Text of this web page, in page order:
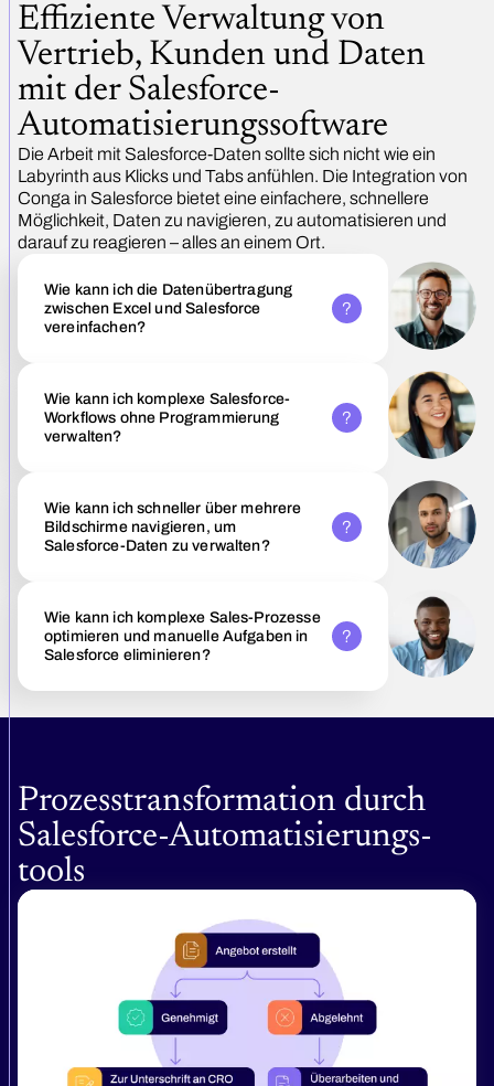
Effiziente Verwaltung von
Vertrieb, Kunden und Daten
mit der Salesforce-
Automatisierungssoftware
Die Arbeit mit Salesforce-Daten sollte sich nicht wie ein
Labyrinth aus Klicks und Tabs anfühlen. Die Integration von
Conga in Salesforce bietet eine einfachere, schnellere
Möglichkeit, Daten zu navigieren, zu automatisieren und
darauf zu reagieren – alles an einem Ort.
Wie kann ich die Datenübertragung
zwischen Excel und Salesforce
vereinfachen?
Wie kann ich komplexe Salesforce-
Workflows ohne Programmierung
verwalten?
Wie kann ich schneller über mehrere
Bildschirme navigieren, um
Salesforce-Daten zu verwalten?
Wie kann ich komplexe Sales-Prozesse
optimieren und manuelle Aufgaben in
Salesforce eliminieren?
Prozesstransformation durch
Salesforce-Automatisierungs­
tools